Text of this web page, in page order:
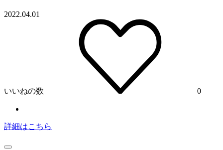
2022.04.01
いいねの数 0
詳細はこちら